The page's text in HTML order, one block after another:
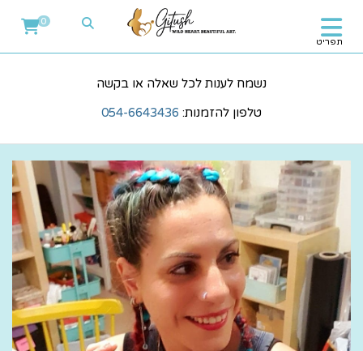
אודות גיתוש – העיצובים והאמנות של חגית
נשמח לענות לכל שאלה או בקשה
טלפון להזמנות: 054-6643436
תפריט
0